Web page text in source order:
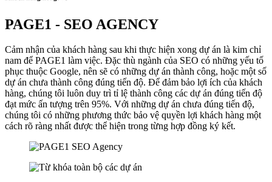
PAGE1 - SEO AGENCY
Cảm nhận của khách hàng sau khi thực hiện xong dự án là kim chỉ
nam để PAGE1 làm việc. Đặc thù ngành của SEO có những yếu tố
phục thuộc Google, nên sẽ có những dự án thành công, hoặc một số
dự án chưa thành công đúng tiến độ. Để đảm bảo lợi ích của khách
hàng, chúng tôi luôn duy trì tỉ lệ thành công các dự án đúng tiến độ
đạt mức ấn tượng trên 95%. Với những dự án chưa đúng tiến độ,
chúng tôi có những phương thức bảo vệ quyền lợi khách hàng một
cách rõ ràng nhất được thể hiện trong từng hợp đồng ký kết.